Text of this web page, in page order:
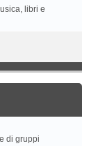
libri e
di gruppi